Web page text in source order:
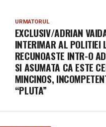
URMATORUL
EXCLUSIV/ADRIAN
INTERIMAR AL POLITIEI
RECUNOASTE INTR-O
SI ASUMATA CA ESTE
MINCINOS,
“PLUTA”